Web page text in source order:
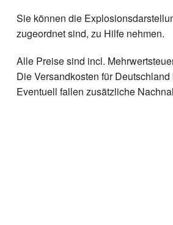
Sie können die
zugeordnet sind, zu Hilfe nehmen.
Alle Preise sind incl.
Die Versandkosten für
Eventuell fallen zusätzliche